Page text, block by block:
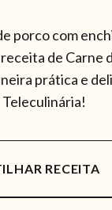
porco com
de Carne
prática e
Teleculinária!
RECEITA